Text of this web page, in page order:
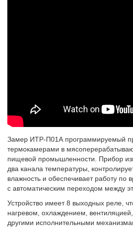
Замер ИТР-П01А программируемый
термокамерами в
пищевой промышленности. Прибор
два канала температуры,
влажность и обеспечивает работу
с автоматическим переходом между
Устройство имеет 8 выходных реле,
нагревом, охлаждением,
другими исполнительными